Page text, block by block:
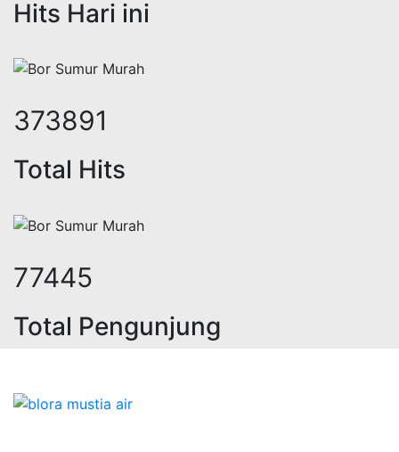
Hits Hari ini
459190
Total Hits
96032
Total Pengunjung